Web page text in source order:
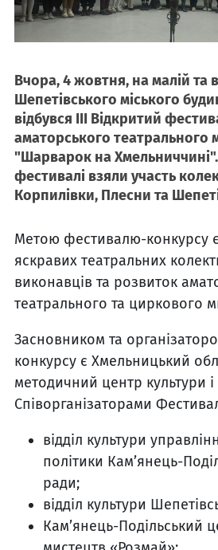
Вчора, 4 жовтня, на малій та
Шепетівського міського
відбувся ІІІ Відкритий
аматорського театрального
"Шарварок на Хмельниччині".
фестивалі взяли участь
Корпилівки, Плесни та
Метою фестивалю-конкурсу
яскравих театральних
виконавців та розвиток
театрального та циркового
Засновником та
конкурсу є Хмельницький
методичний центр культури
Співорганізаторами
відділ культури
політики Кам’янець-
ради;
відділ культури
Кам’янець-Подільський